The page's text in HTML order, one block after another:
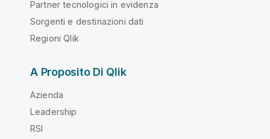
Partner tecnologici in evidenza
Sorgenti e destinazioni dati
Regioni Qlik
A Proposito Di Qlik
Azienda
Leadership
RSI